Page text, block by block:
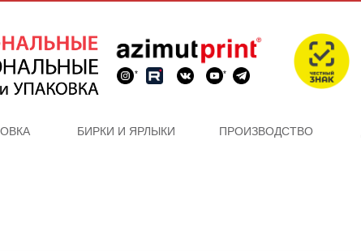
ПРОИЗВОДСТВО
БИРКИ И ЯРЛЫКИ
* *